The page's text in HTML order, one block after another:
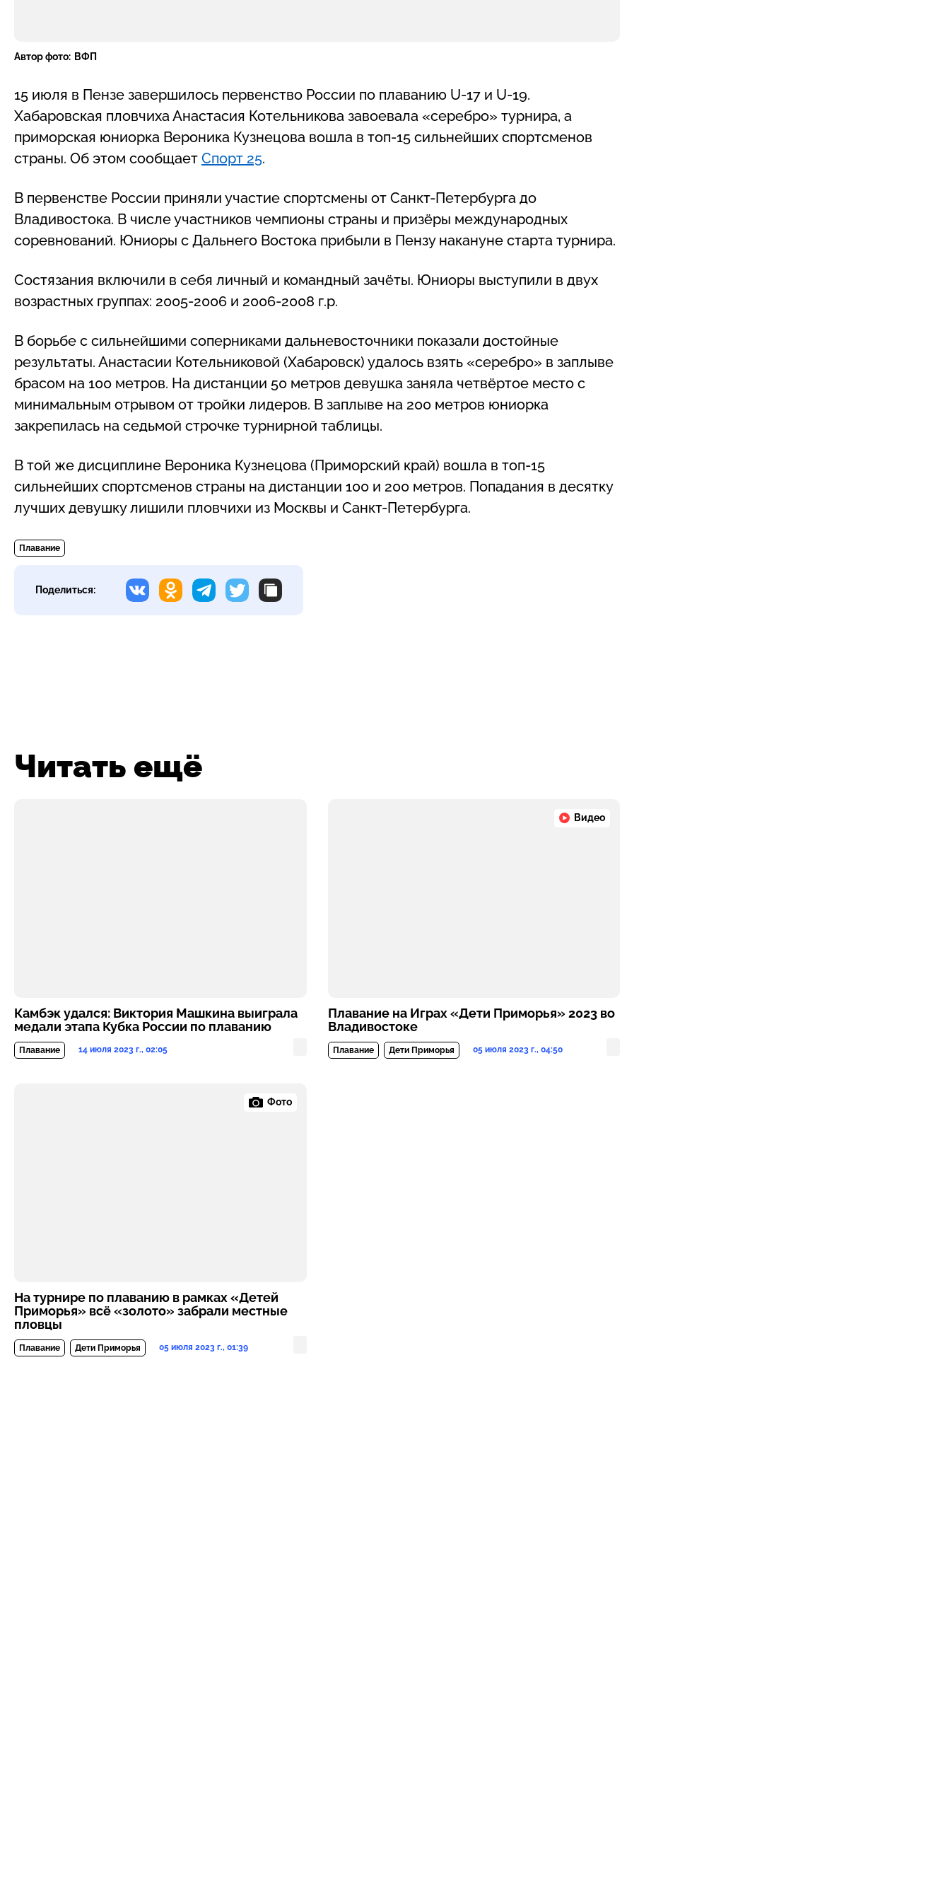
Автор фото: ВФП
15 июля в Пензе завершилось первенство России по плаванию U-17 и U-19.
Хабаровская пловчиха Анастасия Котельникова завоевала «серебро» турнира, а
приморская юниорка Вероника Кузнецова вошла в топ-15 сильнейших спортсменов
страны. Об этом сообщает Спорт 25.
В первенстве России приняли участие спортсмены от Санкт-Петербурга до
Владивостока. В числе участников чемпионы страны и призёры международных
соревнований. Юниоры с Дальнего Востока прибыли в Пензу накануне старта турнира.
Состязания включили в себя личный и командный зачёты. Юниоры выступили в двух
возрастных группах: 2005-2006 и 2006-2008 г.р.
В борьбе с сильнейшими соперниками дальневосточники показали достойные
результаты. Анастасии Котельниковой (Хабаровск) удалось взять «серебро» в заплыве
брасом на 100 метров. На дистанции 50 метров девушка заняла четвёртое место с
минимальным отрывом от тройки лидеров. В заплыве на 200 метров юниорка
закрепилась на седьмой строчке турнирной таблицы.
В той же дисциплине Вероника Кузнецова (Приморский край) вошла в топ-15
сильнейших спортсменов страны на дистанции 100 и 200 метров. Попадания в десятку
лучших девушку лишили пловчихи из Москвы и Санкт-Петербурга.
Плавание
Поделиться:
Читать ещё
Камбэк удался: Виктория Машкина выиграла
медали этапа Кубка России по плаванию
Плавание 14 июля 2023 г., 02:05
Видео
Плавание на Играх «Дети Приморья» 2023 во
Владивостоке
Плавание Дети Приморья 05 июля 2023 г., 04:50
Фото
На турнире по плаванию в рамках «Детей
Приморья» всё «золото» забрали местные
пловцы
Плавание Дети Приморья 05 июля 2023 г., 01:39